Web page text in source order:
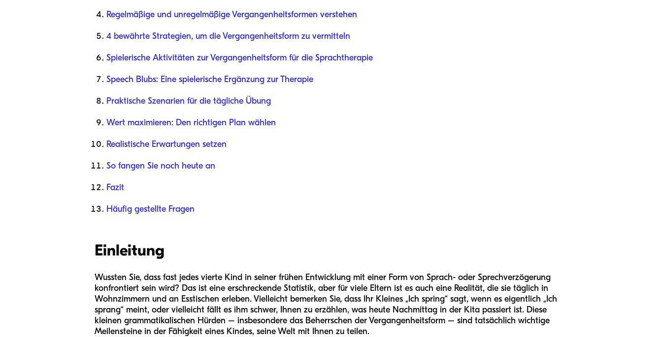
Regelmäßige und unregelmäßige Vergangenheitsformen verstehen
4 bewährte Strategien, um die Vergangenheitsform zu vermitteln
Spielerische Aktivitäten zur Vergangenheitsform für die Sprachtherapie
Speech Blubs: Eine spielerische Ergänzung zur Therapie
Praktische Szenarien für die tägliche Übung
Wert maximieren: Den richtigen Plan wählen
Realistische Erwartungen setzen
So fangen Sie noch heute an
Fazit
Häufig gestellte Fragen
Einleitung
Wussten Sie, dass fast jedes vierte Kind in seiner frühen Entwicklung mit einer Form von Sprach- oder Sprechverzögerung
konfrontiert sein wird? Das ist eine erschreckende Statistik, aber für viele Eltern ist es auch eine Realität, die sie täglich in
Wohnzimmern und an Esstischen erleben. Vielleicht bemerken Sie, dass Ihr Kleines „Ich spring“ sagt, wenn es eigentlich „Ich
sprang“ meint, oder vielleicht fällt es ihm schwer, Ihnen zu erzählen, was heute Nachmittag in der Kita passiert ist. Diese
kleinen grammatikalischen Hürden – insbesondere das Beherrschen der Vergangenheitsform – sind tatsächlich wichtige
Meilensteine in der Fähigkeit eines Kindes, seine Welt mit Ihnen zu teilen.